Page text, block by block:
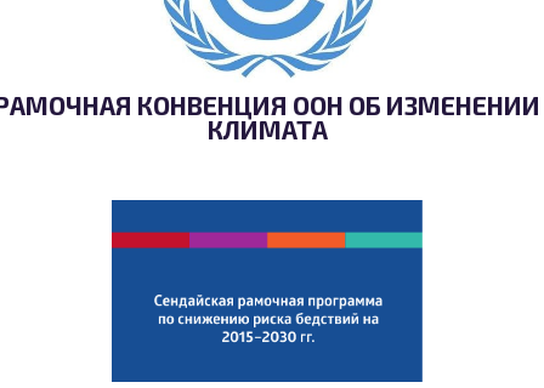
КОНВЕНЦИЯ ООН ОБ ИЗМЕНЕНИИ
КЛИМАТА